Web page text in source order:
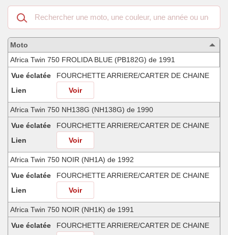
Recherche
dans
les
motos
compatibles
Moto
Africa Twin 750 FROLIDA BLUE (PB182G) de 1991
Vue éclatée
FOURCHETTE ARRIERE/CARTER DE CHAINE
Lien
Voir
Africa Twin 750 NH138G (NH138G) de 1990
Vue éclatée
FOURCHETTE ARRIERE/CARTER DE CHAINE
Lien
Voir
Africa Twin 750 NOIR (NH1A) de 1992
Vue éclatée
FOURCHETTE ARRIERE/CARTER DE CHAINE
Lien
Voir
Africa Twin 750 NOIR (NH1K) de 1991
Vue éclatée
FOURCHETTE ARRIERE/CARTER DE CHAINE